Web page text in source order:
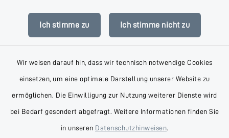
Ich stimme zu Ich stimme nicht zu
Wir weisen darauf hin, dass wir technisch notwendige Cookies
einsetzen, um eine optimale Darstellung unserer Website zu
ermöglichen. Die Einwilligung zur Nutzung weiterer Dienste wird
bei Bedarf gesondert abgefragt. Weitere Informationen finden Sie
in unseren Datenschutzhinweisen.
Datenschutz
Impressum
Sitemap